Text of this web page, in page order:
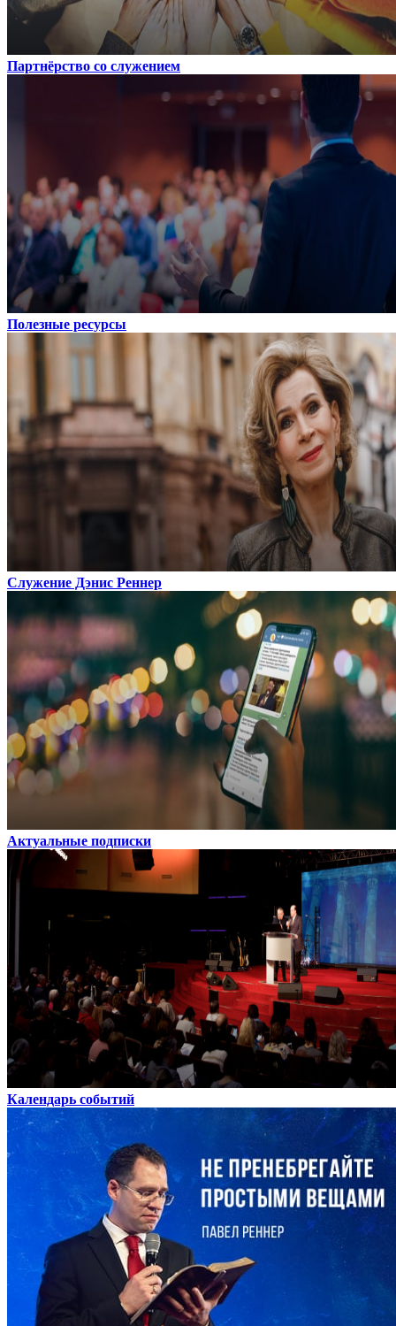
Партнёрство со служением
Полезные ресурсы
Служение Дэнис Реннер
Актуальные подписки
Календарь событий